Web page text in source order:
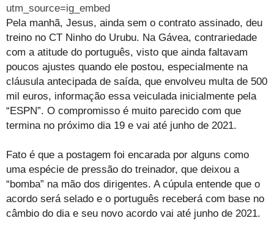
utm_source=ig_embed
Pela manhã, Jesus, ainda sem o contrato assinado, deu
treino no CT Ninho do Urubu. Na Gávea, contrariedade
com a atitude do português, visto que ainda faltavam
poucos ajustes quando ele postou, especialmente na
cláusula antecipada de saída, que envolveu multa de 500
mil euros, informação essa veiculada inicialmente pela
“ESPN”. O compromisso é muito parecido com que
termina no próximo dia 19 e vai até junho de 2021.
Fato é que a postagem foi encarada por alguns como
uma espécie de pressão do treinador, que deixou a
“bomba” na mão dos dirigentes. A cúpula entende que o
acordo será selado e o português receberá com base no
câmbio do dia e seu novo acordo vai até junho de 2021.